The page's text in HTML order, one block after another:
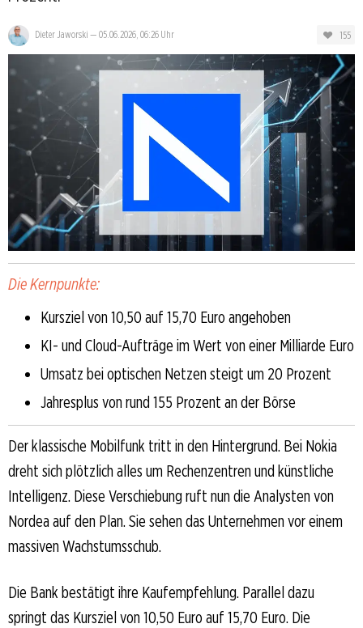
Dieter Jaworski — 05.06.2026, 06:26 Uhr 155
Die Kernpunkte:
Kursziel von 10,50 auf 15,70 Euro angehoben
KI- und Cloud-Aufträge im Wert von einer Milliarde Euro
Umsatz bei optischen Netzen steigt um 20 Prozent
Jahresplus von rund 155 Prozent an der Börse
Der klassische Mobilfunk tritt in den Hintergrund. Bei Nokia
dreht sich plötzlich alles um Rechenzentren und künstliche
Intelligenz. Diese Verschiebung ruft nun die Analysten von
Nordea auf den Plan. Sie sehen das Unternehmen vor einem
massiven Wachstumsschub.
Die Bank bestätigt ihre Kaufempfehlung. Parallel dazu
springt das Kursziel von 10,50 Euro auf 15,70 Euro. Die